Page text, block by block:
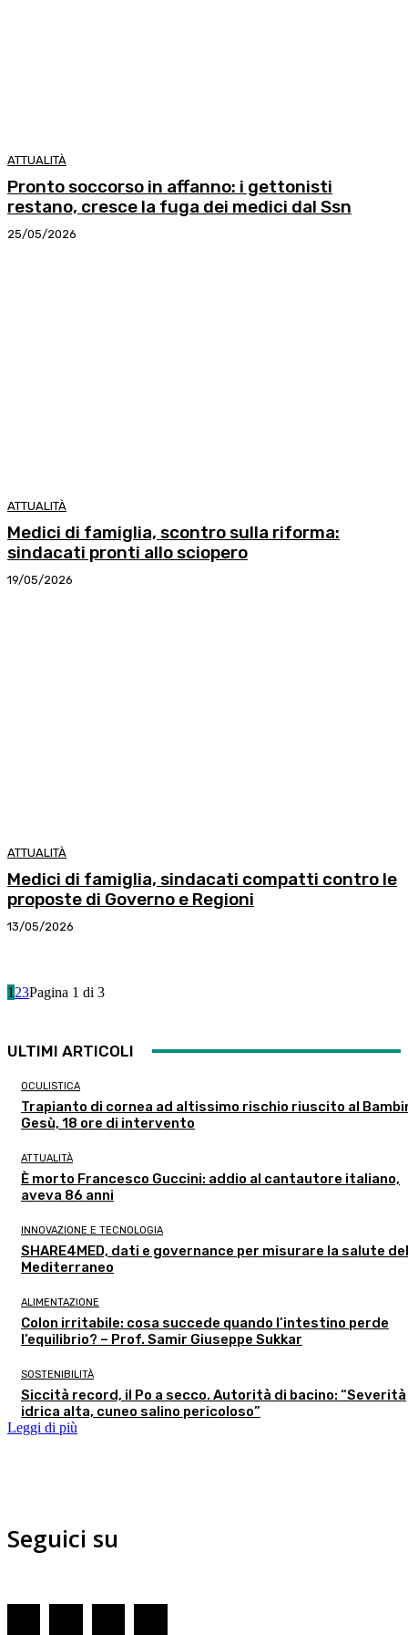
ATTUALITÀ
Pronto soccorso in affanno: i gettonisti
restano, cresce la fuga dei medici dal Ssn
25/05/2026
ATTUALITÀ
Medici di famiglia, scontro sulla riforma:
sindacati pronti allo sciopero
19/05/2026
ATTUALITÀ
Medici di famiglia, sindacati compatti contro le
proposte di Governo e Regioni
13/05/2026
1 23Pagina 1 di 3
ULTIMI ARTICOLI
OCULISTICA
Trapianto di cornea ad altissimo rischio riuscito al
Gesù, 18 ore di intervento
ATTUALITÀ
È morto Francesco Guccini: addio al cantautore italiano,
aveva 86 anni
INNOVAZIONE E TECNOLOGIA
SHARE4MED, dati e governance per misurare la salute del
Mediterraneo
ALIMENTAZIONE
Colon irritabile: cosa succede quando l’intestino perde
l’equilibrio? – Prof. Samir Giuseppe Sukkar
SOSTENIBILITÀ
Siccità record, il Po a secco. Autorità di bacino: “Severità
idrica alta, cuneo salino pericoloso”
Leggi di più
Seguici su